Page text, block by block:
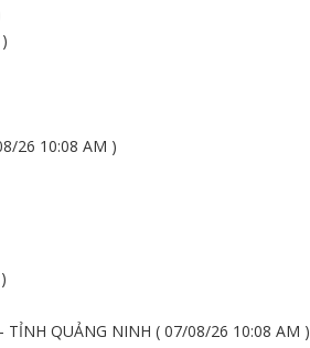
26 10:08 AM )
QUẢNG NINH ( 07/08/26 10:08 AM )